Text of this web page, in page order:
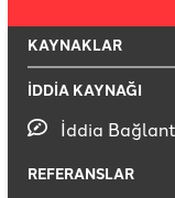
KAYNAKLAR
İDDİA KAYNAĞI
İddia
REFERANSLAR